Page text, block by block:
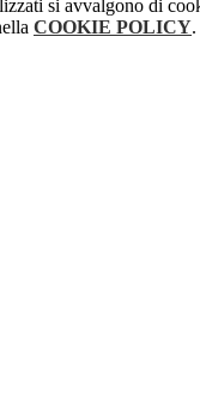
si avvalgono di
COOKIE POLICY.